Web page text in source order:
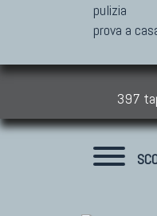
pulizia
prova a
397